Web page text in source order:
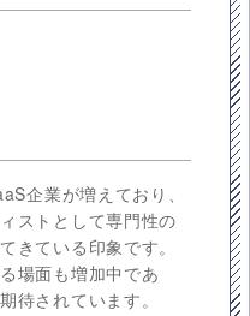
企業が増えており、
ストとして専門性の
きている印象です。
場面も増加中であ
待されています。